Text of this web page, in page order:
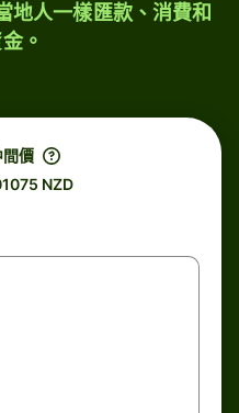
地人一樣匯款、消費和
。
價
NZD